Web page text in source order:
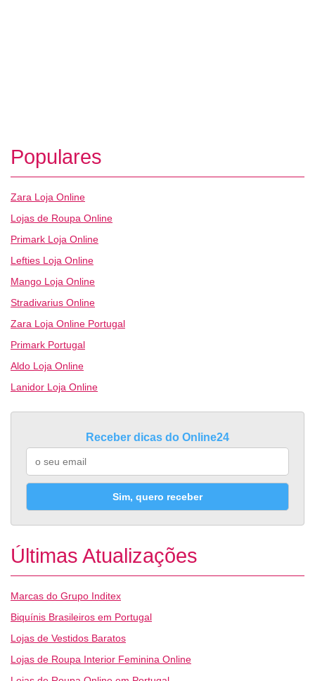
Populares
Zara Loja Online
Lojas de Roupa Online
Primark Loja Online
Lefties Loja Online
Mango Loja Online
Stradivarius Online
Zara Loja Online Portugal
Primark Portugal
Aldo Loja Online
Lanidor Loja Online
Receber dicas do Online24
Sim, quero receber
Últimas Atualizações
Marcas do Grupo Inditex
Biquínis Brasileiros em Portugal
Lojas de Vestidos Baratos
Lojas de Roupa Interior Feminina Online